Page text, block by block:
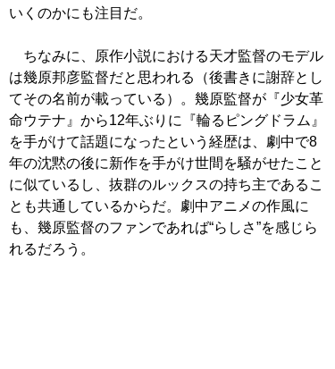
いくのかにも注目だ。
ちなみに、原作小説における天才監督のモデル
は幾原邦彦監督だと思われる（後書きに謝辞とし
てその名前が載っている）。幾原監督が『少女革
命ウテナ』から12年ぶりに『輪るピングドラム』
を手がけて話題になったという経歴は、劇中で8
年の沈黙の後に新作を手がけ世間を騒がせたこと
に似ているし、抜群のルックスの持ち主であるこ
とも共通しているからだ。劇中アニメの作風に
も、幾原監督のファンであれば“らしさ”を感じら
れるだろう。